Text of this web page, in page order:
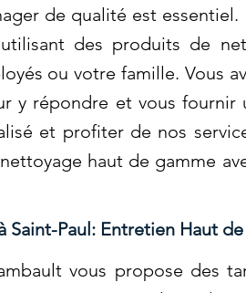
de qualité est
des produits de
ou votre famille. Vous
y répondre et vous fournir
et profiter de nos
haut de gamme
Saint-Paul: Entretien Haut
vous propose des